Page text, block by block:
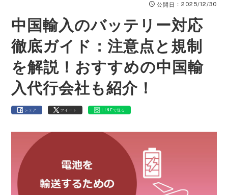
公開日 ：2025/12/30
中国輸入のバッテリー対応
徹底ガイド：注意点と規制
を解説！おすすめの中国輸
入代行会社も紹介！
シェア ツイート LINEで送る